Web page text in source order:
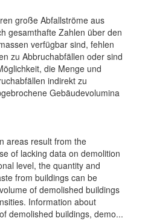
große Abfallströme aus
gesamthafte Zahlen über den
verfügbar sind, fehlen
zu Abbruchabfällen oder sind
die Menge und
indirekt zu
Gebäudevolumina
areas result from the
of lacking data on demolition
level, the quantity and
from buildings can be
of demolished buildings
Information about
demolished buildings, demo...